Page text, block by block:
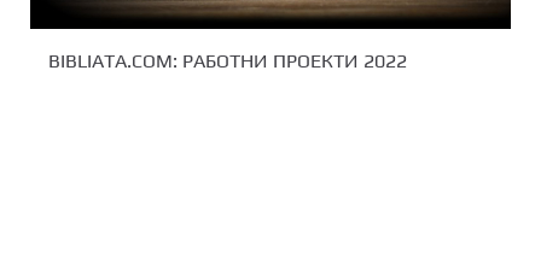
BIBLIATA.COM: РАБОТНИ ПРОЕКТИ 2022